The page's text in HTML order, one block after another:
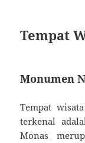
Tempat
Monumen
Tempat
terkenal
Monas